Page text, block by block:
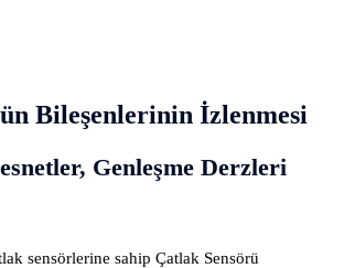
Bileşenlerinin İzlenmesi
Genleşme Derzleri
sensörlerine sahip Çatlak Sensörü